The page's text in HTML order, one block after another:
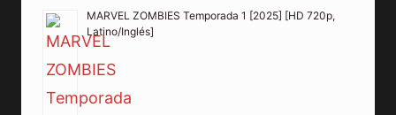
MARVEL ZOMBIES Temporada 1 [2025] [HD 720p,
Latino/Inglés]